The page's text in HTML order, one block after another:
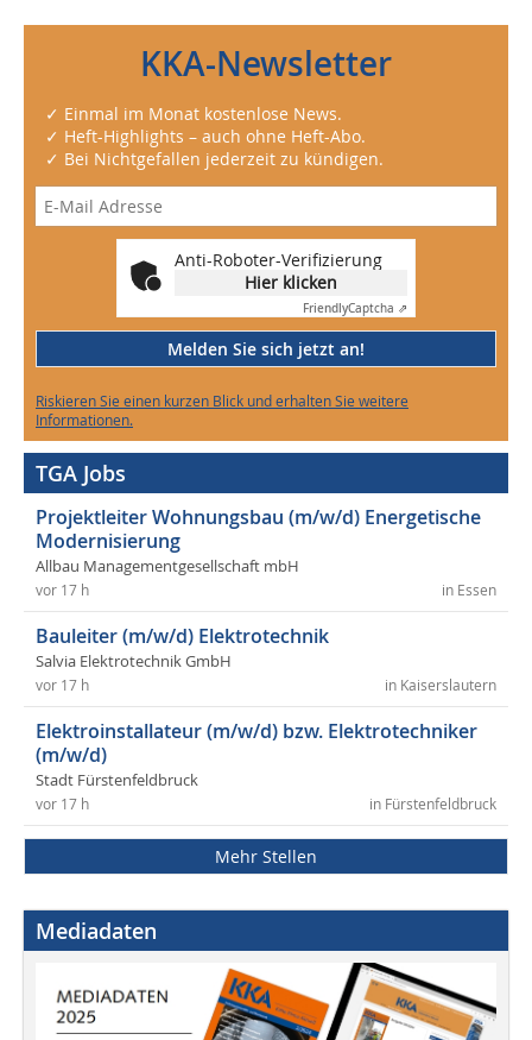
KKA-Newsletter
✓ Einmal im Monat kostenlose News.
✓ Heft-Highlights – auch ohne Heft-Abo.
✓ Bei Nichtgefallen jederzeit zu kündigen.
Anti-Roboter-Verifizierung
Hier klicken
FriendlyCaptcha ⇗
Melden Sie sich jetzt an!
Riskieren Sie einen kurzen Blick und erhalten Sie weitere
Informationen.
TGA Jobs
Projektleiter Wohnungsbau (m/w/d) Energetische
Modernisierung
Allbau Managementgesellschaft mbH
in Essen
vor 17 h
Bauleiter (m/w/d) Elektrotechnik
Salvia Elektrotechnik GmbH
in Kaiserslautern
vor 17 h
Elektroinstallateur (m/w/d) bzw. Elektrotechniker
(m/w/d)
Stadt Fürstenfeldbruck
in Fürstenfeldbruck
vor 17 h
Mehr Stellen
Mediadaten